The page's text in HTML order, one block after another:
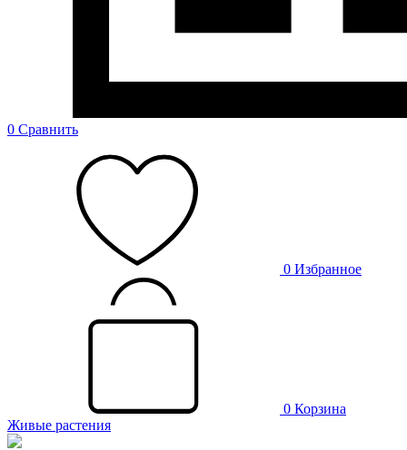
0 Сравнить
0 Избранное
0 Корзина
Живые растения